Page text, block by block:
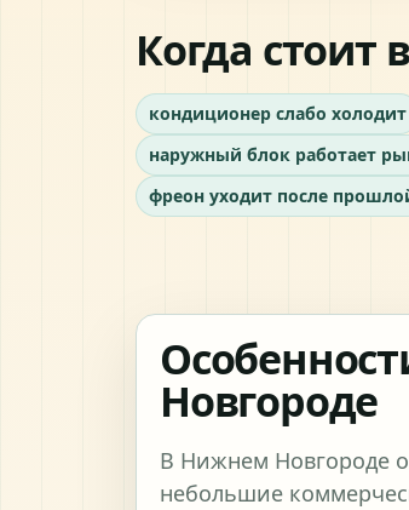
Когда стоит
кондиционер слабо холодит
наружный блок работает
фреон уходит после
Новгороде
В Нижнем Новгороде
небольшие